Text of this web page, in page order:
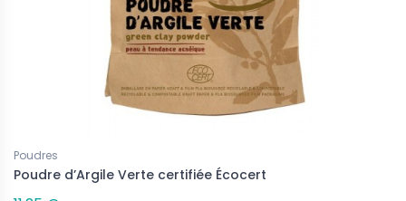
Poudres
Poudre d’Argile Verte certifiée Écocert